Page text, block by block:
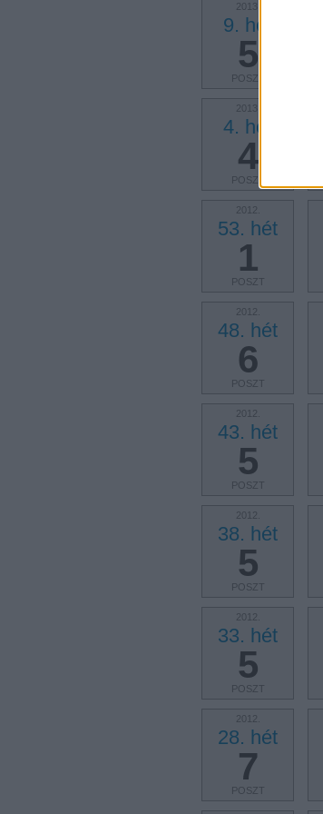
2013.
9. hét
5
POSZT
2013.
4. hét
4
POSZT
2012.
53. hét
1
POSZT
2012.
48. hét
6
POSZT
2012.
43. hét
5
POSZT
2012.
38. hét
5
POSZT
2012.
33. hét
5
POSZT
2012.
28. hét
7
POSZT